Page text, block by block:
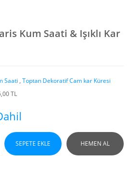
Kum Saati & Işıklı Kar
Saati ,Toptan Dekoratif Cam kar Küresi
TL
SEPETE EKLE HEMEN AL